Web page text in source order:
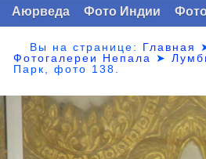
Аюрведа
Фото Индии
Вы на странице: Главная
Фотогалереи Непала
➤
Парк,фото 138.